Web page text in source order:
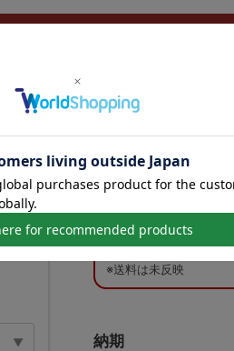
く
概算合計
—
数量：—
版代：¥0
※送料は未反映
納期